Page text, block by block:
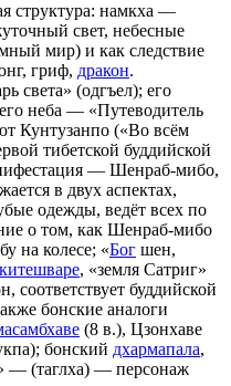
структура: намкха —
свет, небесные
мир) и как следствие
гриф, дракон.
света» (одгъел); его
неба — «Путеводитель
Кунтузанпо («Во всём
тибетской буддийской
— Шенраб-мибо,
в двух аспектах,
одежды, ведёт всех по
о том, как Шенраб-мибо
на колесе; «Бог шен,
, «земля Сатриг»
соответствует буддийской
бонские аналоги
(8 в.), Цзонхаве
бонский дхармапала,
— (таглха) — персонаж